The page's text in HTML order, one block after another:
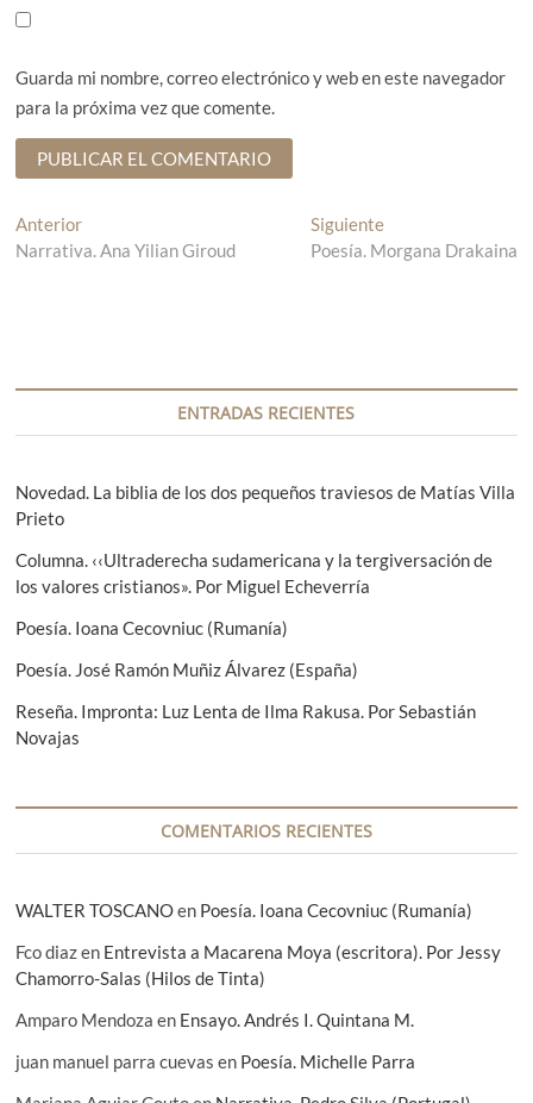
Guarda mi nombre, correo electrónico y web en este navegador
para la próxima vez que comente.
N
a
g
i
ó
n
d
e
e
n
r
a
s
Anterior
n
n
e
o
r
Narrativa. Ana Yilian Giroud
SiguienteE
n
i
u
n
Poesía. Morgana Drakaina
ENTRADAS RECIENTES
Novedad. La biblia de los dos pequeños traviesos de Matías Villa
Prieto
Columna. ‹‹Ultraderecha sudamericana y la tergiversación de
los valores cristianos». Por Miguel Echeverría
Poesía. Ioana Cecovniuc (Rumanía)
Poesía. José Ramón Muñiz Álvarez (España)
Reseña. Impronta: Luz Lenta de Ilma Rakusa. Por Sebastián
Novajas
COMENTARIOS RECIENTES
WALTER TOSCANOen Poesía. Ioana Cecovniuc (Rumanía)
Fco diazen Entrevista a Macarena Moya (escritora). Por Jessy
Chamorro-Salas (Hilos de Tinta)
Amparo Mendoza en Ensayo. Andrés I. Quintana M.
juan manuel parra cuevas en Poesía. Michelle Parra